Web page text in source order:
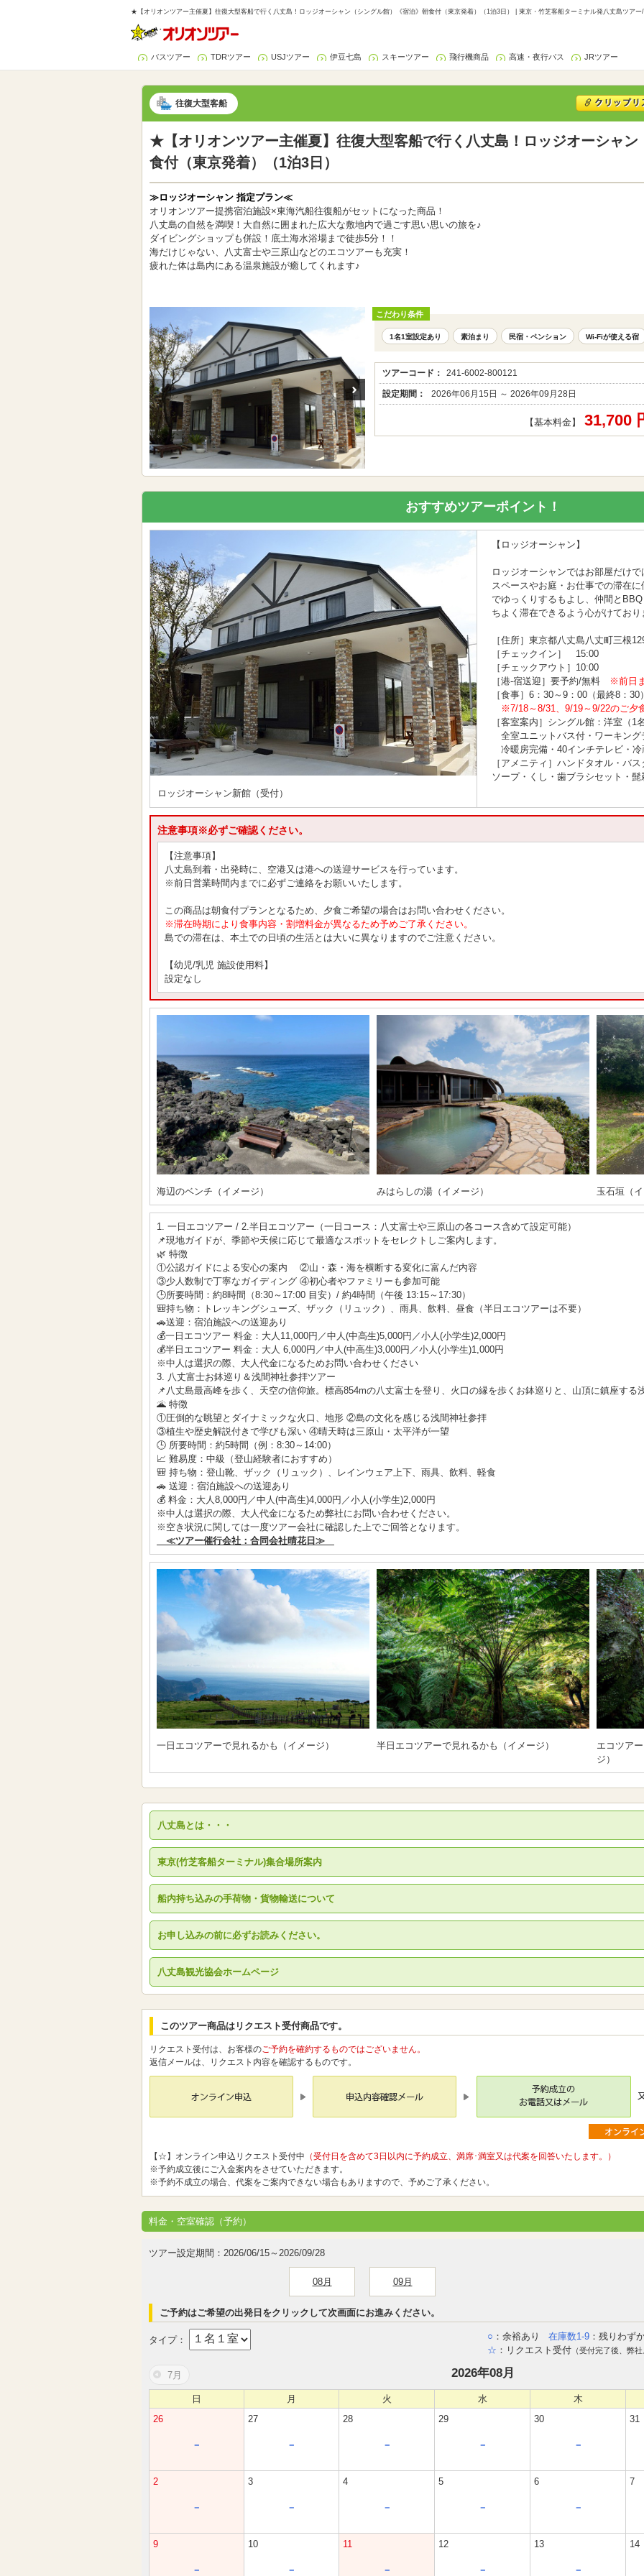
★【オリオンツアー主催夏】往復大型客船で行く八丈島！ロッジオーシャン（シングル館）《宿泊》朝食付（東京発着）（1泊3日） | 東京・竹芝客船ターミナル発八丈島ツアー
バスツアー TDRツアー USJツアー 伊豆七島 スキーツアー 飛行機商品 高速・夜行バス JRツアー
往復大型客船
★【オリオンツアー主催夏】往復大型客船で行く八丈島！ロッジオーシャン
食付（東京発着）（1泊3日）
≫ロッジオーシャン 指定プラン≪
オリオンツアー提携宿泊施設×東海汽船往復船がセットになった商品！
八丈島の自然を満喫！大自然に囲まれた広大な敷地内で過ごす思い思いの旅を♪
ダイビングショップも併設！底土海水浴場まで徒歩5分！！
海だけじゃない、八丈富士や三原山などのエコツアーも充実！
疲れた体は島内にある温泉施設が癒してくれます♪
こだわり条件
1名1室設定あり 素泊まり 民宿・ペンション Wi-Fiが使える宿
ツアーコード： 241-6002-800121
設定期間： 2026年06月15日 ～ 2026年09月28日
【基本料金】 31,700
おすすめツアーポイント！
ロッジオーシャン新館（受付）
【ロッジオーシャン】
ロッジオーシャンではお部屋だけ
スペースやお庭・お仕事での滞在
でゆっくりするもよし、仲間と
ちよく滞在できるよう心がけており
［住所］東京都八丈島八丈町三根
［チェックイン］ 15:00
［チェックアウト］10:00
［港-宿送迎］要予約/無料
※前日
［食事］6：30～9：00（最終8：
※7/18～8/31、9/19～9/22のご夕
［客室案内］シングル館：洋室（1
全室ユニットバス付・ワーキング
冷暖房完備・40インチテレビ・冷
［アメニティ］ハンドタオル・バ
ソープ・くし・歯ブラシセット・
注意事項※必ずご確認ください。
【注意事項】
八丈島到着・出発時に、空港又は港への送迎サービスを行っています。
※前日営業時間内までに必ずご連絡をお願いいたします。
この商品は朝食付プランとなるため、夕食ご希望の場合はお問い合わせください。
※滞在時期により食事内容・割増料金が異なるため予めご了承ください。
島での滞在は、本土での日頃の生活とは大いに異なりますのでご注意ください。
【幼児/乳児 施設使用料】
設定なし
海辺のベンチ（イメージ） みはらしの湯（イメージ） 玉石垣（
1. 一日エコツアー / 2.半日エコツアー（一日コース：八丈富士や三原山の各コース含めて設定可能）
📌現地ガイドが、季節や天候に応じて最適なスポットをセレクトしご案内します。
🌿 特徴
①公認ガイドによる安心の案内 ②山・森・海を横断する変化に富んだ内容
③少人数制で丁寧なガイディング ④初心者やファミリーも参加可能
🕒所要時間：約8時間（8:30～17:00 目安）/ 約4時間（午後 13:15～17:30）
🎒持ち物：トレッキングシューズ、ザック（リュック）、雨具、飲料、昼食（半日エコツアーは不要）
🚗送迎：宿泊施設への送迎あり
💰一日エコツアー 料金：大人11,000円／中人(中高生)5,000円／小人(小学生)2,000円
💰半日エコツアー 料金：大人 6,000円／中人(中高生)3,000円／小人(小学生)1,000円
※中人は選択の際、大人代金になるためお問い合わせください
3. 八丈富士お鉢巡り＆浅間神社参拝ツアー
📌八丈島最高峰を歩く、天空の信仰旅。標高854mの八丈富士を登り、火口の縁を歩くお鉢巡りと、山頂に鎮座する
🌋 特徴
①圧倒的な眺望とダイナミックな火口、地形 ②島の文化を感じる浅間神社参拝
③植生や歴史解説付きで学びも深い ④晴天時は三原山・太平洋が一望
🕒 所要時間：約5時間（例：8:30～14:00）
📈 難易度：中級（登山経験者におすすめ）
🎒 持ち物：登山靴、ザック（リュック）、レインウェア上下、雨具、飲料、軽食
🚗 送迎：宿泊施設への送迎あり
💰 料金：大人8,000円／中人(中高生)4,000円／小人(小学生)2,000円
※中人は選択の際、大人代金になるため弊社にお問い合わせください。
※空き状況に関しては一度ツアー会社に確認した上でご回答となります。
≪ツアー催行会社：合同会社晴花日≫
一日エコツアーで見れるかも（イメージ） 半日エコツアーで見れるかも（イメージ）
エコツア
ジ）
八丈島とは・・・
東京(竹芝客船ターミナル)集合場所案内
船内持ち込みの手荷物・貨物輸送について
お申し込みの前に必ずお読みください。
八丈島観光協会ホームページ
このツアー商品はリクエスト受付商品です。
リクエスト受付は、お客様のご予約を確約するものではございません。
返信メールは、リクエスト内容を確認するものです。
【☆】オンライン申込リクエスト受付中 （受付日を含めて3日以内に予約成立、満席･満室又は代案を回答いたします。）
※予約成立後にご入金案内をさせていただきます。
※予約不成立の場合、代案をご案内できない場合もありますので、予めご了承ください。
料金・空室確認（予約）
ツアー設定期間：2026/06/15～2026/09/28
08月 09月
ご予約はご希望の出発日をクリックして次画面にお進みください。
タイプ： ○ ：余裕あり 在庫数1-9 ：残りわ
☆ ：リクエスト受付 （受付完了後、弊
2026年08月
7月
日 月 火 水
木
26
－
27
－
28
－
29
－
30
－
31
2
－
3
－
4
－
5
－
6
－
7
9
－
10
－
11
－
12
－
13
－
14